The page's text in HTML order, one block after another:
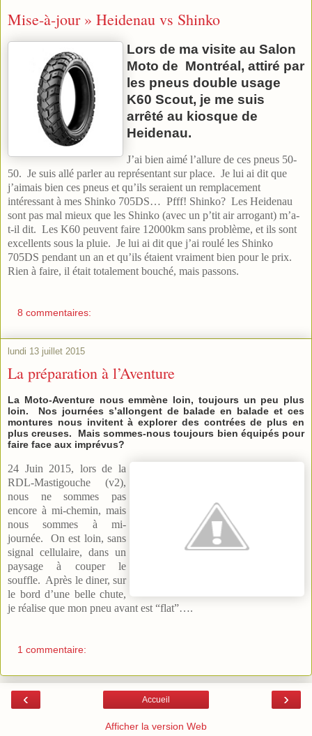
Mise-à-jour » Heidenau vs Shinko
Lors de ma visite au Salon
Moto de Montréal, attiré par
les pneus double usage
K60 Scout, je me suis
arrêté au kiosque de
Heidenau.
J’ai bien aimé l’allure de ces pneus 50-
50. Je suis allé parler au représentant sur place. Je lui ai dit que
j’aimais bien ces pneus et qu’ils seraient un remplacement
intéressant à mes Shinko 705DS… Pfff! Shinko? Les Heidenau
sont pas mal mieux que les Shinko (avec un p’tit air arrogant) m’a-
t-il dit. Les K60 peuvent faire 12000km sans problème, et ils sont
excellents sous la pluie. Je lui ai dit que j’ai roulé les Shinko
705DS pendant un an et qu’ils étaient vraiment bien pour le prix.
Rien à faire, il était totalement bouché, mais passons.
8 commentaires:
lundi 13 juillet 2015
La préparation à l’Aventure
La Moto-Aventure nous emmène loin, toujours un peu plus
loin. Nos journées s’allongent de balade en balade et ces
montures nous invitent à explorer des contrées de plus en
plus creuses. Mais sommes-nous toujours bien équipés pour
faire face aux imprévus?
24 Juin 2015, lors de la
RDL-Mastigouche (v2),
nous ne sommes pas
encore à mi-chemin, mais
nous sommes à mi-
journée. On est loin, sans
signal cellulaire, dans un
paysage à couper le
souffle. Après le diner, sur
le bord d’une belle chute,
je réalise que mon pneu avant est “flat”….
1 commentaire:
‹ ›
Accueil
Afficher la version Web